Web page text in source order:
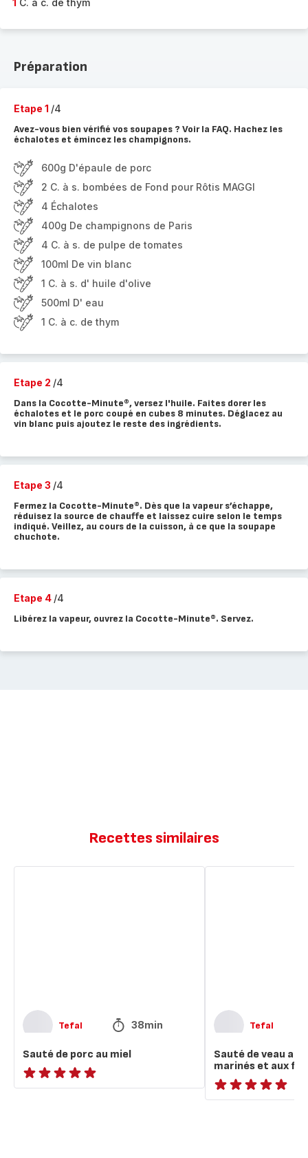
1 C. à c. de thym
Préparation
Etape 1 /4
Avez-vous bien vérifié vos soupapes ? Voir la FAQ. Hachez les
échalotes et émincez les champignons.
600g D'épaule de porc
2 C. à s. bombées de Fond pour Rôtis MAGGI
4 Échalotes
400g De champignons de Paris
4 C. à s. de pulpe de tomates
100ml De vin blanc
1 C. à s. d' huile d'olive
500ml D' eau
1 C. à c. de thym
Etape 2 /4
Dans la Cocotte-Minute®, versez l'huile. Faites dorer les
échalotes et le porc coupé en cubes 8 minutes. Déglacez au
vin blanc puis ajoutez le reste des ingrédients.
Etape 3 /4
Fermez la Cocotte-Minute®. Dès que la vapeur s’échappe,
réduisez la source de chauffe et laissez cuire selon le temps
indiqué. Veillez, au cours de la cuisson, à ce que la soupape
chuchote.
Etape 4 /4
Libérez la vapeur, ouvrez la Cocotte-Minute®. Servez.
Recettes similaires
Tefal 38min
Sauté de porc au miel
ratings.NaN
Tefal
Sauté de veau
marinés et aux
ratings.NaN